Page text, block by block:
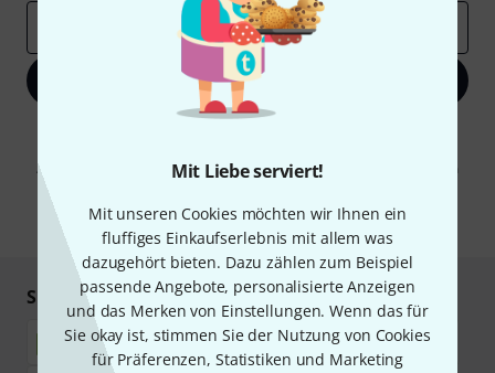
Mit Liebe serviert!
Mit unseren Cookies möchten wir Ihnen ein
fluffiges Einkaufserlebnis mit allem was
dazugehört bieten. Dazu zählen zum Beispiel
passende Angebote, personalisierte Anzeigen
und das Merken von Einstellungen. Wenn das für
Sie okay ist, stimmen Sie der Nutzung von Cookies
für Präferenzen, Statistiken und Marketing
Jetzt anmelden
Abmeldung ist jederzeit möglich. Weitere Informationen finden Sie in
* Pflichtfeld
Sicher einkaufen & bezahlen